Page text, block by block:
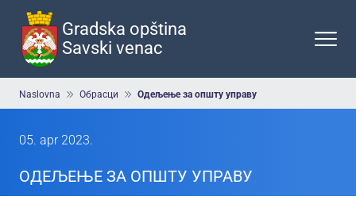
Preskoči
glavni
sadržaja
Gradska opština
Savski venac
Breadcrumb
Naslovna Обрасци Одељење за општу управу
05. apr 2023.
ОДЕЉЕЊЕ ЗА ОПШТУ УПРАВУ